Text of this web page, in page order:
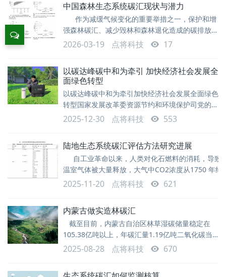
命以来大气新增 140 ppm CO₂也需生态系统清
除。森林是陆地生态系统碳汇主体，贡献陆地碳汇
80% 以上，但森林长周期、高复
中国森林生态系统碳汇现状与潜力
作为减缓气候变化的重要举措之一，保护和增
强森林碳汇、减少毁林和森林退化造成的碳排放等
相关内容被纳入多项应对气候变化国际公约。
1992年«联合国气候变化框架公约(UNFCCC)»[１]
汇。 1997年«京都议定书»[２]第二条第1款将促进
可持续森林管理、造林和再造林作为保护和增强温
室气体汇和库的重要措施，同时在第三
2026-03-19 点将科技 17
以碳达峰碳中和为牵引 加快经济社会发展全
面绿色转型
以碳达峰碳中和为牵引加快经济社会发展全面绿色
转型国家发展改革委资源节约和环境保护司党的二
十届四中全会通过的《建议》，对加快经济社会发
展全面绿色转型作出系统部署，提出“以碳达峰碳
筑牢生态安全屏障，增强绿色发展动能”。我们要
深入学习贯彻党的二十届四中全会精神，认真贯彻
党中央、国务院决策部署，将《建议》部署的各项
目标任务落到实处，加快经济社会发展全面绿色转
2025-12-30 点将科技 553
陆地生态系统碳汇评估方法研究进展
自工业革命以来，人类对化石燃料的消耗，导致
温室气体被大量释放，大气中CO2浓度从1750 年约
278μmol/ mol 增加到2021 年11 月的
415.01μmol/ mol(www.esrl.noaa.gov/gmd/
放国
2025-11-20 点将科技 621
内蒙古做实造林碳汇
截至目前，内蒙古自治区林草湿碳储量稳定在
105.38亿吨以上，年碳汇量1.19亿吨二氧化碳当
量，居全国第一 为此，内蒙古各地与企业合作，
根据林地实际情况，定制解决方案、梳理标准化数
2025-08-28 点将科技 670